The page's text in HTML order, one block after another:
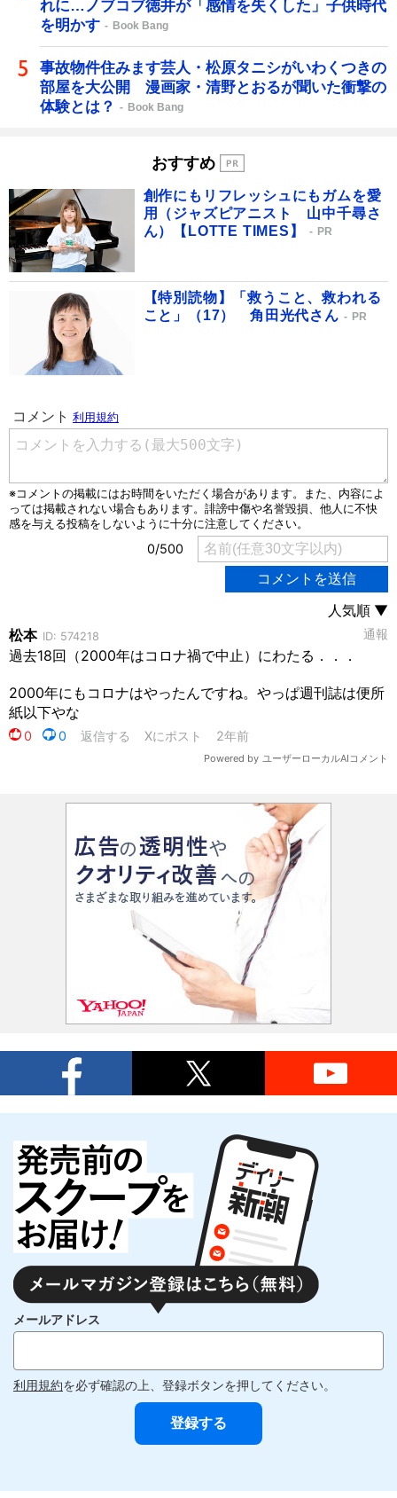
れに…ノブコブ徳井が「感情を失くした」子供時代
を明かす
Book Bang
事故物件住みます芸人・松原タニシがいわくつきの
部屋を大公開 漫画家・清野とおるが聞いた衝撃の
体験とは？
Book Bang
おすすめ
創作にもリフレッシュにもガムを愛
用（ジャズピアニスト 山中千尋さ
ん）【LOTTE TIMES】
PR
【特別読物】「救うこと、救われる
こと」（17） 角田光代さん
PR
メールアドレス
利用規約を必ず確認の上、登録ボタンを押してください。